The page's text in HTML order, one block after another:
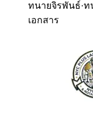
ทนายจิรพันธ์·ท
เอกสาร